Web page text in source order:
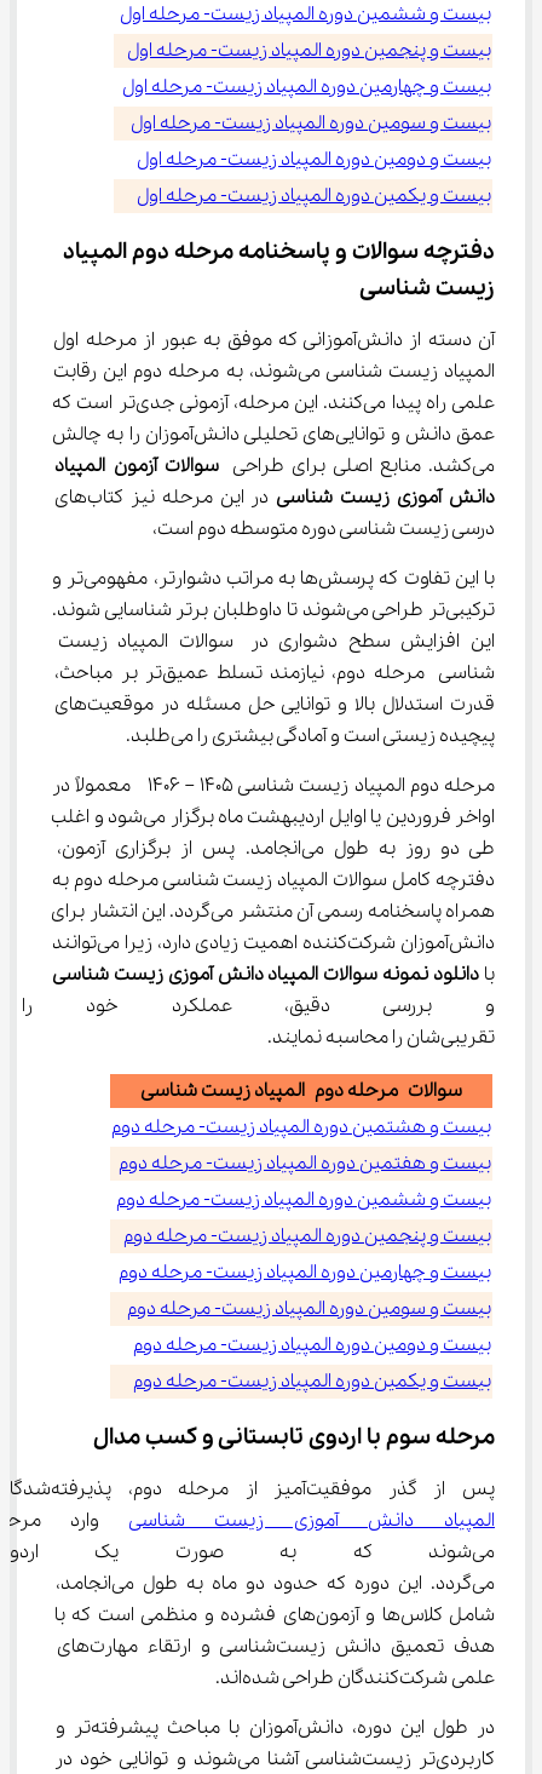
بیست و ششمین دوره المپیاد زیست- مرحله اول
بیست و پنجمین دوره المپیاد زیست- مرحله اول
بیست و چهارمین دوره المپیاد زیست- مرحله اول
بیست و سومین دوره المپیاد زیست- مرحله اول
بیست و دومین دوره المپیاد زیست- مرحله اول
بیست و یکمین دوره المپیاد زیست- مرحله اول
دفترچه سوالات و پاسخنامه مرحله دوم المپیاد
زیست شناسی
آن دسته از دانش‌آموزانی که موفق به عبور از مرحله اول
المپیاد زیست شناسی می‌شوند، به مرحله دوم این رقابت
علمی راه پیدا می‌کنند. این مرحله، آزمونی جدی‌تر است که
عمق دانش و توانایی‌های تحلیلی دانش‌آموزان را به چالش
می‌کشد. منابع اصلی برای طراحی
سوالات آزمون المپیاد
دانش آموزی زیست شناسی
در این مرحله نیز کتاب‌های
درسی زیست شناسی دوره متوسطه دوم است،
با این تفاوت که پرسش‌ها به مراتب دشوارتر، مفهومی‌تر و
ترکیبی‌تر طراحی می‌شوند تا داوطلبان برتر شناسایی شوند.
این افزایش سطح دشواری در سوالات المپیاد زیست
شناسی مرحله دوم، نیازمند تسلط عمیق‌تر بر مباحث،
قدرت استدلال بالا و توانایی حل مسئله در موقعیت‌های
پیچیده زیستی است و آمادگی بیشتری را می‌طلبد.
مرحله دوم المپیاد زیست شناسی 1405 – 1406  معمولاً در
اواخر فروردین یا اوایل اردیبهشت ماه برگزار می‌شود و اغلب
طی دو روز به طول می‌انجامد. پس از برگزاری آزمون،
دفترچه کامل سوالات المپیاد زیست شناسی مرحله دوم به
همراه پاسخنامه رسمی آن منتشر می‌گردد. این انتشار برای
دانش‌آموزان شرکت‌کننده اهمیت زیادی دارد، زیرا می‌توانند
با دانلود نمونه سوالات المپیاد دانش آموزی زیست شناسی
و بررسی دقیق، عملکرد خود را
تقریبی‌شان را محاسبه نمایند.
سوالات مرحله دوم المپیاد زیست شناسی
بیست و هشتمین دوره المپیاد زیست- مرحله دوم
بیست و هفتمین دوره المپیاد زیست- مرحله دوم
بیست و ششمین دوره المپیاد زیست- مرحله دوم
بیست و پنجمین دوره المپیاد زیست- مرحله دوم
بیست و چهارمین دوره المپیاد زیست- مرحله دوم
بیست و سومین دوره المپیاد زیست- مرحله دوم
بیست و دومین دوره المپیاد زیست- مرحله دوم
بیست و یکمین دوره المپیاد زیست- مرحله دوم
مرحله سوم با اردوی تابستانی و کسب مدال
پس از گذر موفقیت‌آمیز از مرحله دوم، پذیرفته‌شدگان
المپیاد دانش آموزی زیست شناسی وارد
می‌شوند که به صورت یک اردوی
می‌گردد. این دوره که حدود دو ماه به طول می‌انجامد،
شامل کلاس‌ها و آزمون‌های فشرده و منظمی است که با
هدف تعمیق دانش زیست‌شناسی و ارتقاء مهارت‌های
علمی شرکت‌کنندگان طراحی شده‌اند.
در طول این دوره، دانش‌آموزان با مباحث پیشرفته‌تر و
کاربردی‌تر زیست‌شناسی آشنا می‌شوند و توانایی خود در